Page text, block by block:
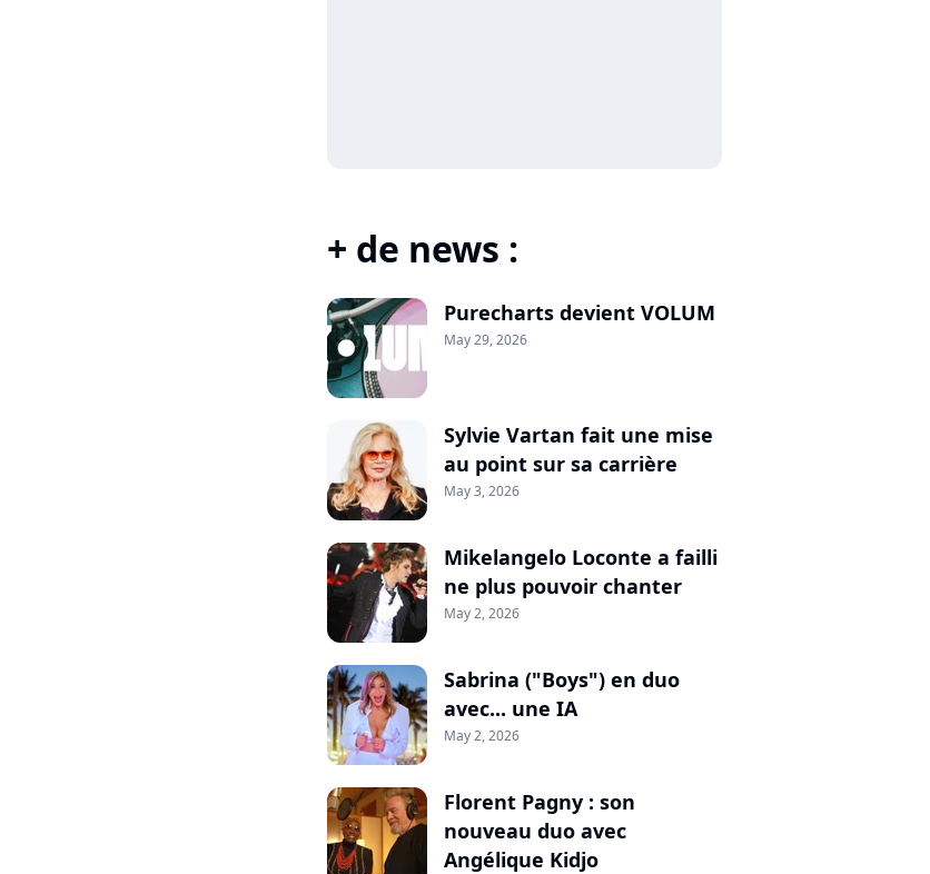
+ de news :
Purecharts devient VOLUM
May 29, 2026
Sylvie Vartan fait une mise
au point sur sa carrière
May 3, 2026
Mikelangelo Loconte a failli
ne plus pouvoir chanter
May 2, 2026
Sabrina ("Boys") en duo
avec... une IA
May 2, 2026
Florent Pagny : son
nouveau duo avec
Angélique Kidjo